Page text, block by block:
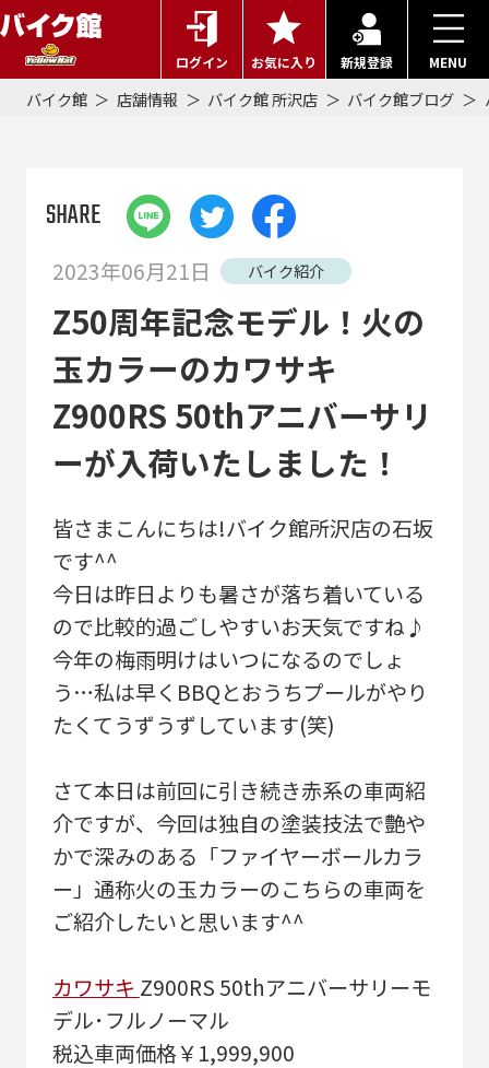
ログイン お気に入り 新規登録 MENU
バイク館 店舗情報 バイク館 所沢店 バイク館ブログ
SHARE
2023年06月21日 バイク紹介
Z50周年記念モデル！火の
玉カラーのカワサキ
Z900RS 50thアニバーサリ
ーが入荷いたしました！
皆さまこんにちは!バイク館所沢店の石坂
です^^
今日は昨日よりも暑さが落ち着いている
ので比較的過ごしやすいお天気ですね♪
今年の梅雨明けはいつになるのでしょ
う…私は早くBBQとおうちプールがやり
たくてうずうずしています(笑)
さて本日は前回に引き続き赤系の車両紹
介ですが、今回は独自の塗装技法で艶や
かで深みのある「ファイヤーボールカラ
ー」通称火の玉カラーのこちらの車両を
ご紹介したいと思います^^
カワサキ Z900RS 50thアニバーサリーモ
デル･フルノーマル
税込車両価格￥1,999,900